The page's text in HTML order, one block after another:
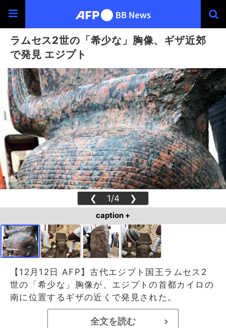
ラムセス2世の「希少な」胸像、ギザ近郊
で発見 エジプト
❮ 1/4 ❯
caption +
【12月12日 AFP】古代エジプト国王ラムセス2
世の「希少な」胸像が、エジプトの首都カイロの
南に位置するギザの近くで発見された。
全文を読む >